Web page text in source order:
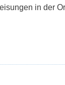
in der